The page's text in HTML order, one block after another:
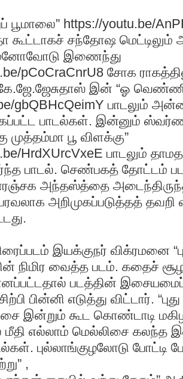
பூமாலை” https://youtu.be/
சந்தோஷ மெட்டிலும்
இணைந்து
pCoCraCnrU8 சோக
இன் “ஓ
gbQBHcQeimY பாடலும்
பாடல்கள். இன்னும்
முத்தம்மா பூ விளக்கு”
HrdXUrcVxeE பாடலும்
பாடல். செண்பகத் தோட்டம்
அந்தஸ்த்தை
அறிமுகப்படுத்தத் தவறி
இயக்குநர் விக்ரமனை
நிமிர வைத்த படம். கதைச்
படத்தின்
பின்னி எடுத்து விட்டார்.
இன்றும் கூட கொண்டாடி
மீதி எல்லாம் மெல்லிசை கலந்த
புல்லாங்குழலோடு போட்டி
,